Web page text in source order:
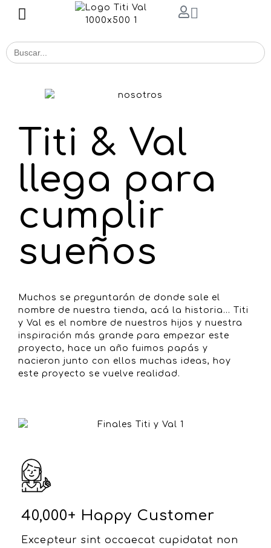
Buscar
for:
Titi & Val
llega para
cumplir
sueños
Muchos se preguntarán de donde sale el
nombre de nuestra tienda, acá la historia… Titi
y Val es el nombre de nuestros hijos y nuestra
inspiración más grande para empezar este
proyecto, hace un año fuimos papás y
nacieron junto con ellos muchas ideas, hoy
este proyecto se vuelve realidad.
40,000+ Happy Customer
Excepteur sint occaecat cupidatat non